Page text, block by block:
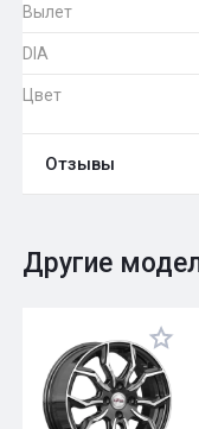
Вылет
DIA
Цвет
Отзывы
Оставить
Другие